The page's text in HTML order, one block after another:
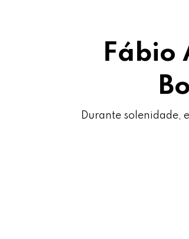
Fábio
Durante solenidade,